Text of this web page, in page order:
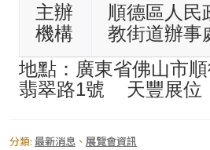
主辦
機構
順德區人民
教街道辦事
地點：廣東省佛山市
翡翠路1號 天豐展位
分類: 最新消息 、 展覽會資訊